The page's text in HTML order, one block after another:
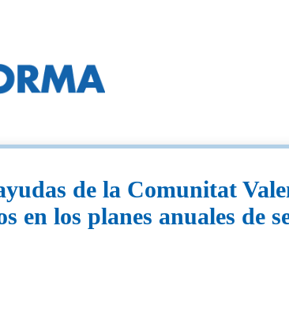
de la Comunitat
en los planes anuales de